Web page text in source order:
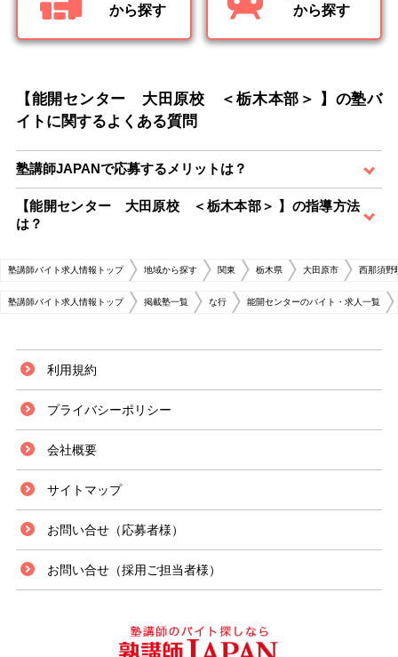
から探す から探す
【能開センター 大田原校 ＜栃木本部＞ 】の塾バ
イトに関するよくある質問
塾講師JAPANで応募するメリットは？
【能開センター 大田原校 ＜栃木本部＞ 】の指導方法
は？
塾講師バイト求人情報トップ 地域から探す 関東 栃木県 大田原市 西那須野
塾講師バイト求人情報トップ 掲載塾一覧 な行 能開センターのバイト・求人一覧
利用規約
プライバシーポリシー
会社概要
サイトマップ
お問い合せ（応募者様）
お問い合せ（採用ご担当者様）